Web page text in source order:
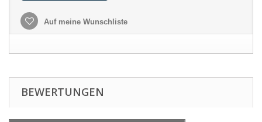
Auf meine Wunschliste
BEWERTUNGEN